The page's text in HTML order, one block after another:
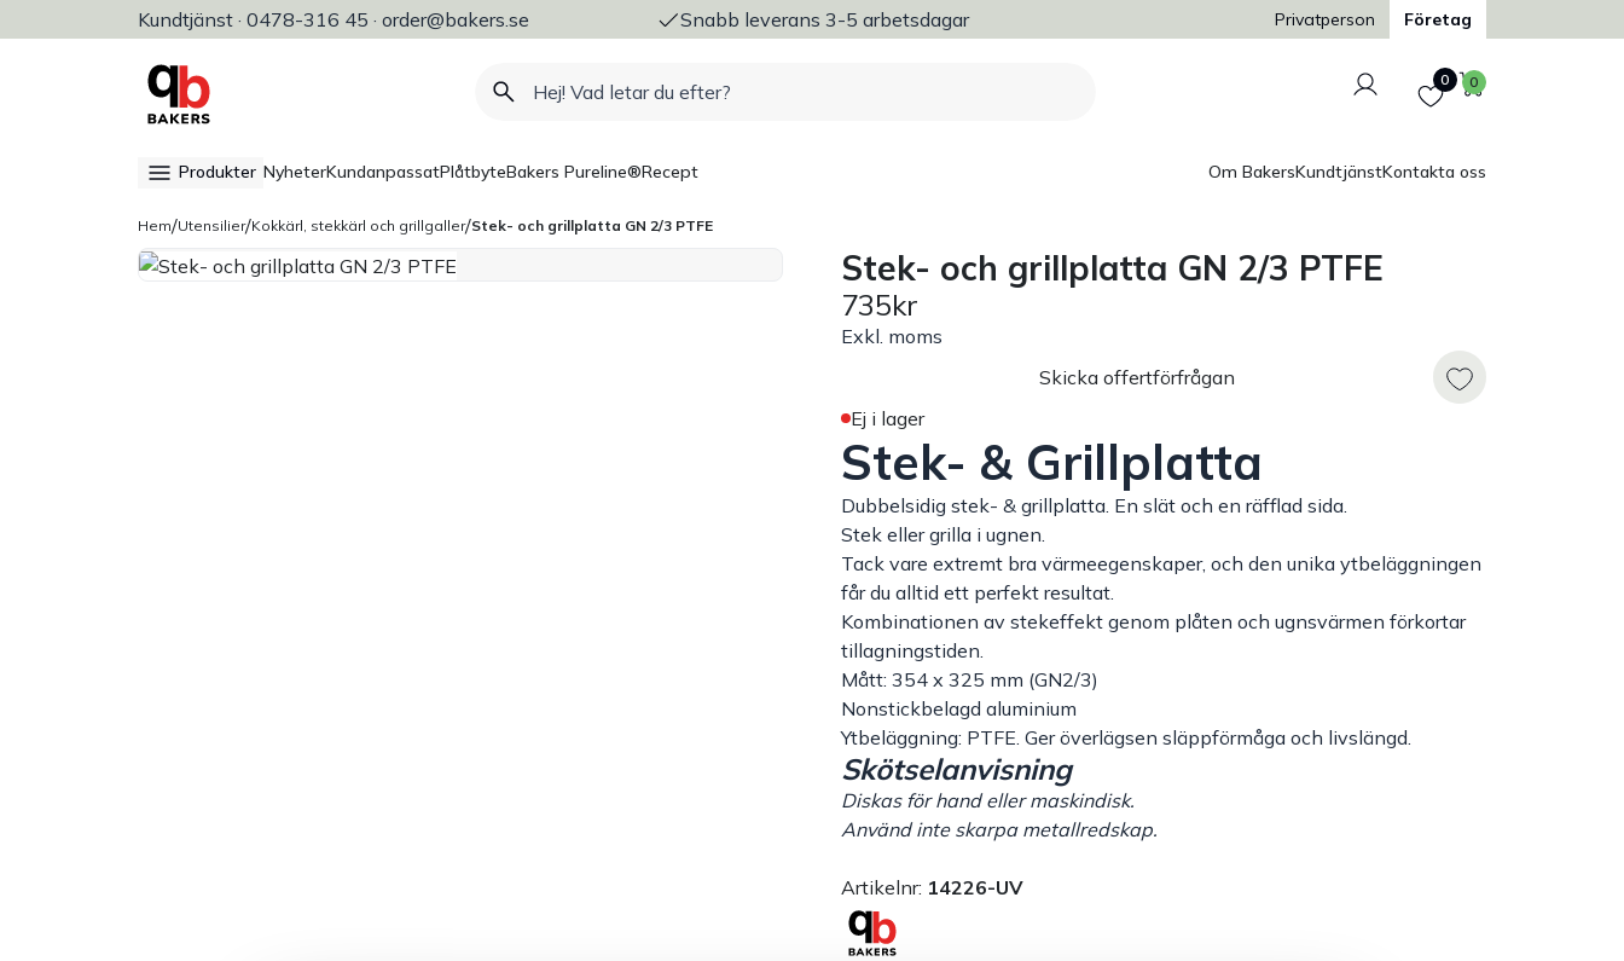
Kundtjänst · 0478-316 45 · order@bakers.se
Allt för bageri, konditori & restaurang Snabb leverans 3-5 arbetsdagar Trygg och säker betalning
Privatperson Företag
Logga in
Favoriter
0 Varukorg
0
Produkter NyheterKundanpassatPlåtbyteBakers Pureline®Recept Om BakersKundtjänstKontakta oss
Hem/Utensilier/Kokkärl, stekkärl och grillgaller/Stek- och grillplatta GN 2/3 PTFE
Stek- och grillplatta GN 2/3 PTFE
735kr
Exkl. moms
Skicka offertförfrågan
Ej i lager
Stek- & Grillplatta
Dubbelsidig stek- & grillplatta. En slät och en räfflad sida.
Stek eller grilla i ugnen.
Tack vare extremt bra värmeegenskaper, och den unika ytbeläggningen
får du alltid ett perfekt resultat.
Kombinationen av stekeffekt genom plåten och ugnsvärmen förkortar
tillagningstiden.
Mått: 354 x 325 mm (GN2/3)
Nonstickbelagd aluminium
Ytbeläggning: PTFE. Ger överlägsen släppförmåga och livslängd.
Skötselanvisning
Diskas för hand eller maskindisk.
Använd inte skarpa metallredskap.
Artikelnr: 14226-UV